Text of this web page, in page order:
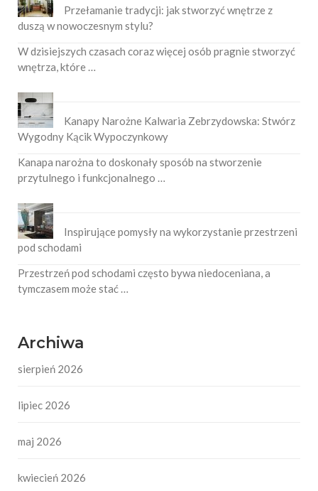
Przełamanie tradycji: jak stworzyć wnętrze z
duszą w nowoczesnym stylu?
W dzisiejszych czasach coraz więcej osób pragnie stworzyć
wnętrza, które …
Kanapy Narożne Kalwaria Zebrzydowska: Stwórz
Wygodny Kącik Wypoczynkowy
Kanapa narożna to doskonały sposób na stworzenie
przytulnego i funkcjonalnego …
Inspirujące pomysły na wykorzystanie przestrzeni
pod schodami
Przestrzeń pod schodami często bywa niedoceniana, a
tymczasem może stać …
Archiwa
sierpień 2026
lipiec 2026
maj 2026
kwiecień 2026